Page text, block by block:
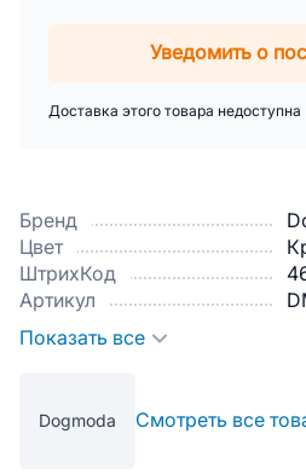
Бренд
Цвет
ШтрихКод
Артикул
Показать все
Dogmoda Смотреть все
Уведомить о
Доставка этого товара недоступна